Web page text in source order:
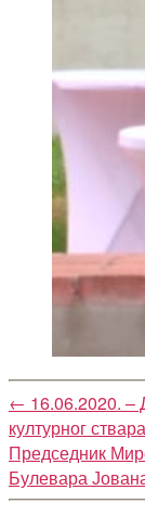
← 16.06.2020.
културног
Председник
Булевара